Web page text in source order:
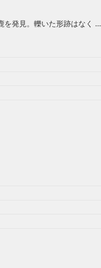
を発見。轢いた形跡はなく ...